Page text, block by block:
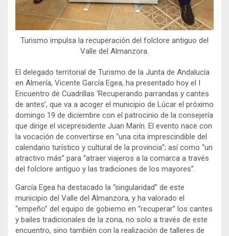
Turismo impulsa la recuperación del folclore antiguo del
Valle del Almanzora.
El delegado territorial de Turismo de la Junta de Andalucía
en Almería, Vicente García Egea, ha presentado hoy el I
Encuentro de Cuadrillas ‘Recuperando parrandas y cantes
de antes’, que va a acoger el municipio de Lúcar el próximo
domingo 19 de diciembre con el patrocinio de la consejería
que dirige el vicepresidente Juan Marín. El evento nace con
la vocación de convertirse en “una cita imprescindible del
calendario turístico y cultural de la provincia”; así como “un
atractivo más” para “atraer viajeros a la comarca a través
del folclore antiguo y las tradiciones de los mayores”.
García Egea ha destacado la “singularidad” de este
municipio del Valle del Almanzora, y ha valorado el
“empeño” del equipo de gobierno en “recuperar” los cantes
y bailes tradicionales de la zona, no solo a través de este
encuentro, sino también con la realización de talleres de